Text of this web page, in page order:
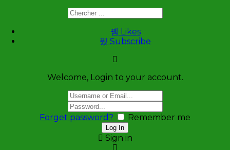
Likes
Subscribe
Welcome, Login to your account.
Forget password? Remember me
Sign in